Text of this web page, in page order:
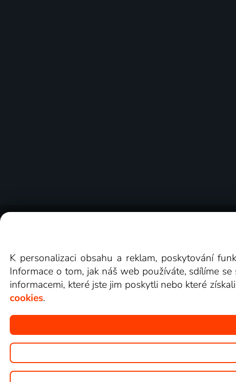
Copyright © goNET s.r.o.
K personalizaci obsahu a reklam, poskytování
Informace o tom, jak náš web používáte, sdílíme
informacemi, které jste jim poskytli nebo které
cookies.